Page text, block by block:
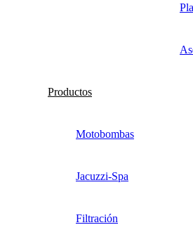
Productos
Motobombas
Jacuzzi-Spa
Filtración